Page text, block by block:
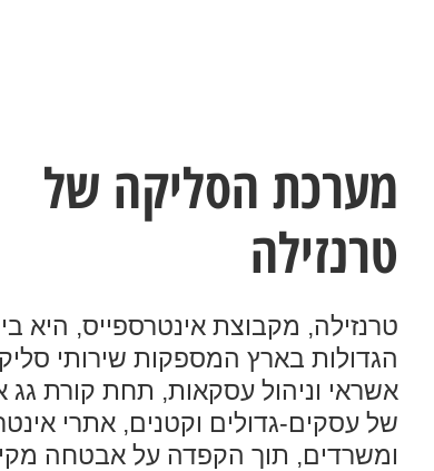
מערכת הסליקה של
טרנזילה
טרנזילה, מקבוצת אינטרספייס, היא
הגדולות בארץ המספקות שירותי
אשראי וניהול עסקאות, תחת קורת גג
של עסקים-גדולים וקטנים, אתרי
ומשרדים, תוך הקפדה על אבטחה